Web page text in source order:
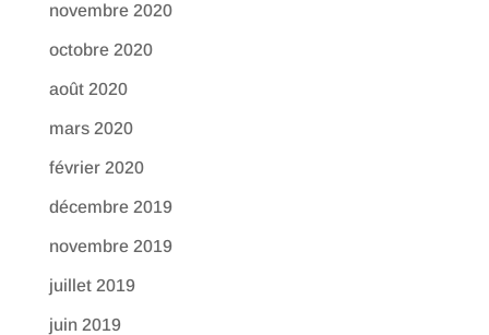
novembre 2020
octobre 2020
août 2020
mars 2020
février 2020
décembre 2019
novembre 2019
juillet 2019
juin 2019